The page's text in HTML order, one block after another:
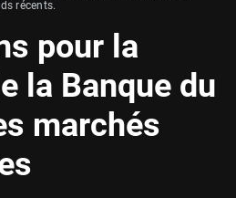
récents.
pour la
la Banque du
marchés